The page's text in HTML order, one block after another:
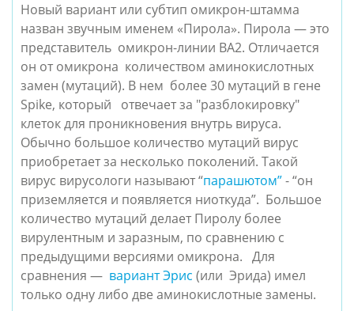
Новый вариант или субтип омикрон-штамма
назван звучным именем «Пирола». Пирола — это
представитель  омикрон-линии BA2. Отличается
он от омикрона  количеством аминокислотных
замен (мутаций). В нем  более 30 мутаций в гене
Spike, который   отвечает за "разблокировку"
клеток для проникновения внутрь вируса.
Обычно большое количество мутаций вирус
приобретает за несколько поколений. Такой
вирус вирусологи называют “парашютом” - “он
приземляется и появляется ниоткуда”. Большое
количество мутаций делает Пиролу более
вирулентным и заразным, по сравнению с
предыдущими версиями омикрона. Для
сравнения — вариант Эрис (или Эрида) имел
только одну либо две аминокислотные замены.